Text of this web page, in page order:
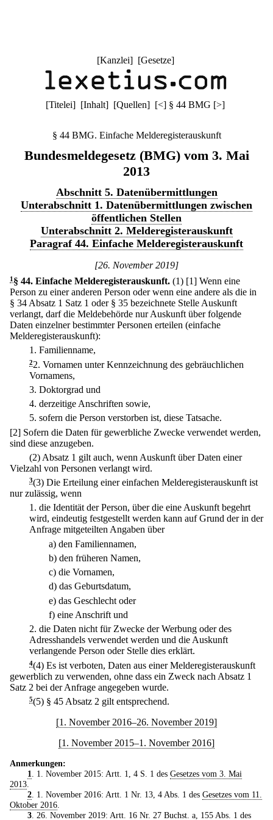
[Kanzlei] [Gesetze]
[Titelei] [Inhalt] [Quellen] [<] § 44 BMG [>]
§ 44 BMG. Einfache Melderegisterauskunft
Bundesmeldegesetz (BMG) vom 3. Mai
2013
Abschnitt 5. Datenübermittlungen
Unterabschnitt 1. Datenübermittlungen zwischen
öffentlichen Stellen
Unterabschnitt 2. Melderegisterauskunft
Paragraf 44. Einfache Melderegisterauskunft
[26. November 2019]
1 § 44. Einfache Melderegisterauskunft. (1) [1] Wenn eine
Person zu einer anderen Person oder wenn eine andere als die in
§ 34 Absatz 1 Satz 1 oder § 35 bezeichnete Stelle Auskunft
verlangt, darf die Meldebehörde nur Auskunft über folgende
Daten einzelner bestimmter Personen erteilen (einfache
Melderegisterauskunft):
1. Familienname,
22. Vornamen unter Kennzeichnung des gebräuchlichen
Vornamens,
3. Doktorgrad und
4. derzeitige Anschriften sowie,
5. sofern die Person verstorben ist, diese Tatsache.
[2] Sofern die Daten für gewerbliche Zwecke verwendet werden,
sind diese anzugeben.
(2) Absatz 1 gilt auch, wenn Auskunft über Daten einer
Vielzahl von Personen verlangt wird.
3(3) Die Erteilung einer einfachen Melderegisterauskunft ist
nur zulässig, wenn
1. die Identität der Person, über die eine Auskunft begehrt
wird, eindeutig festgestellt werden kann auf Grund der in der
Anfrage mitgeteilten Angaben über
a) den Familiennamen,
b) den früheren Namen,
c) die Vornamen,
d) das Geburtsdatum,
e) das Geschlecht oder
f) eine Anschrift und
2. die Daten nicht für Zwecke der Werbung oder des
Adresshandels verwendet werden und die Auskunft
verlangende Person oder Stelle dies erklärt.
4(4) Es ist verboten, Daten aus einer Melderegisterauskunft
gewerblich zu verwenden, ohne dass ein Zweck nach Absatz 1
Satz 2 bei der Anfrage angegeben wurde.
5(5) § 45 Absatz 2 gilt entsprechend.
[1. November 2016–26. November 2019]
[1. November 2015–1. November 2016]
Anmerkungen:
1
. 1. November 2015: Artt. 1, 4 S. 1 des Gesetzes vom 3. Mai
2013
2. 1. November 2016: Artt. 1 Nr. 13, 4 Abs. 1 des Gesetzes vom 11.
Oktober 2016
3. 26. November 2019: Artt. 16 Nr. 27 Buchst. a, 155 Abs. 1 des